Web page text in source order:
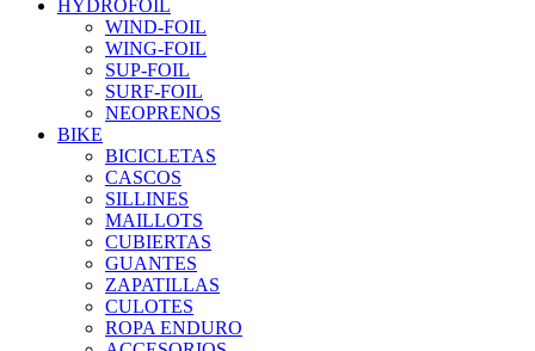
HYDROFOIL
WIND-FOIL
WING-FOIL
SUP-FOIL
SURF-FOIL
NEOPRENOS
BIKE
BICICLETAS
CASCOS
SILLINES
MAILLOTS
CUBIERTAS
GUANTES
ZAPATILLAS
CULOTES
ROPA ENDURO